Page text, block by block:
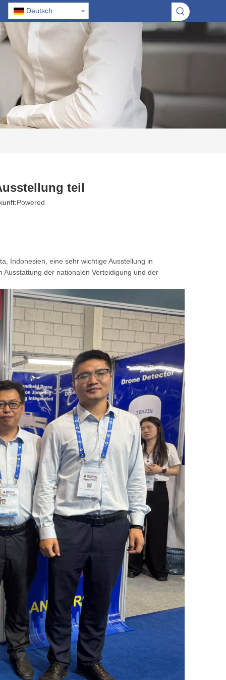
Deutsch
teil
Powered
Indonesien, eine sehr wichtige Ausstellung in
der nationalen Verteidigung und der